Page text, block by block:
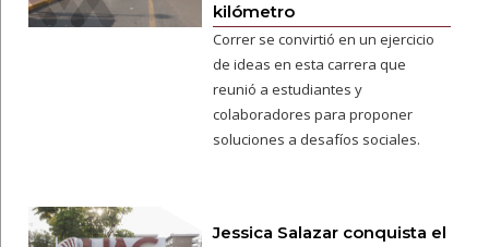
kilómetro
Correr se convirtió en un ejercicio
de ideas en esta carrera que
reunió a estudiantes y
colaboradores para proponer
soluciones a desafíos sociales.
Jessica Salazar conquista el